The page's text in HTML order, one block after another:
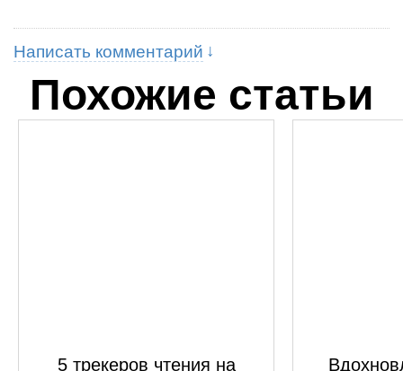
Написать комментарий
Похожие статьи
5 трекеров чтения на